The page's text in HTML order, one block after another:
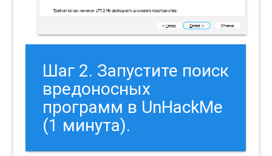
Шаг 2. Запустите поиск
вредоносных
программ в UnHackMe
(1 минута).